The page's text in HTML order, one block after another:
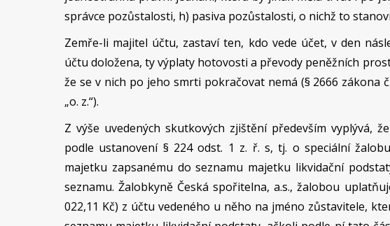
správce pozůstalosti, h) pasiva pozůstalosti, o nichž to
Zemře-li majitel účtu, zastaví ten, kdo vede účet, v den
účtu doložena, ty výplaty hotovosti a převody peněžních
že se v nich po jeho smrti pokračovat nemá (§ 2666 zákona
„o. z.“).
Z výše uvedených skutkových zjištění především vyplývá,
podle ustanovení § 224 odst. 1 z. ř. s, tj. o speciální
majetku zapsanému do seznamu majetku likvidační
seznamu. Žalobkyně Česká spořitelna, a.s., žalobou
022,11 Kč) z účtu vedeného u něho na jméno zůstavitele,